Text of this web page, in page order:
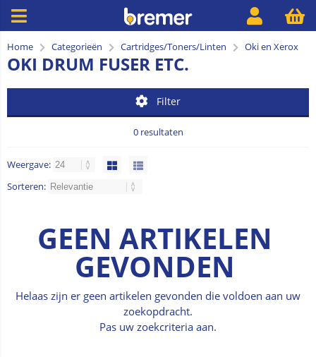
Home Categorieën Cartridges/Toners/Linten Oki en Xerox
OKI DRUM FUSER ETC.
Filter
0 resultaten
Weergave:
Sorteren:
GEEN ARTIKELEN
GEVONDEN
Helaas zijn er geen artikelen gevonden die voldoen aan uw
zoekopdracht.
Pas uw zoekcriteria aan.